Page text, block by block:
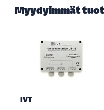
Myydyimmät
IVT